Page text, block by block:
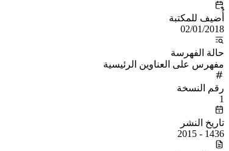
أُضيف للمكتبة
02/01/2018
حالة الفهرسة
مفهرس على العناوين الرئيسية
رقم النسخة
1
تاريخ النشر
1436 - 2015